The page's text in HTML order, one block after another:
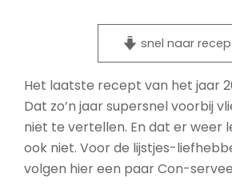
snel naar
Het laatste recept van het jaar
Dat zo’n jaar supersnel voorbij
niet te vertellen. En dat er weer
ook niet. Voor de lijstjes-
volgen hier een paar Con-